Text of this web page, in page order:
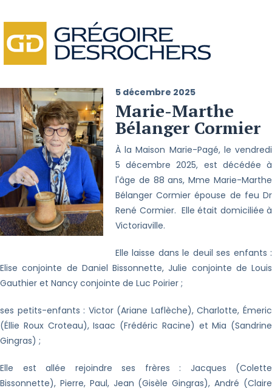
5 décembre 2025
Marie-Marthe
Bélanger Cormier
À la Maison Marie-Pagé, le vendredi
5 décembre 2025, est décédée à
l'âge de 88 ans, Mme Marie-Marthe
Bélanger Cormier épouse de feu Dr
René Cormier. Elle était domiciliée à
Victoriaville.
Elle laisse dans le deuil ses enfants :
Elise conjointe de Daniel Bissonnette, Julie conjointe de Louis
Gauthier et Nancy conjointe de Luc Poirier ;
ses petits-enfants : Victor (Ariane Laflèche), Charlotte, Émeric
(Éllie Roux Croteau), Isaac (Frédéric Racine) et Mia (Sandrine
Gingras) ;
Elle est allée rejoindre ses frères : Jacques (Colette
Bissonnette), Pierre, Paul, Jean (Gisèle Gingras), André (Claire